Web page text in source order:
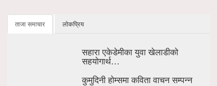
ताजा समाचार लोकप्रिय
सहारा एकेडेमीका युवा खेलाडीको
सहयोगार्थ…
कुमुदिनी होम्समा कविता वाचन सम्पन्न